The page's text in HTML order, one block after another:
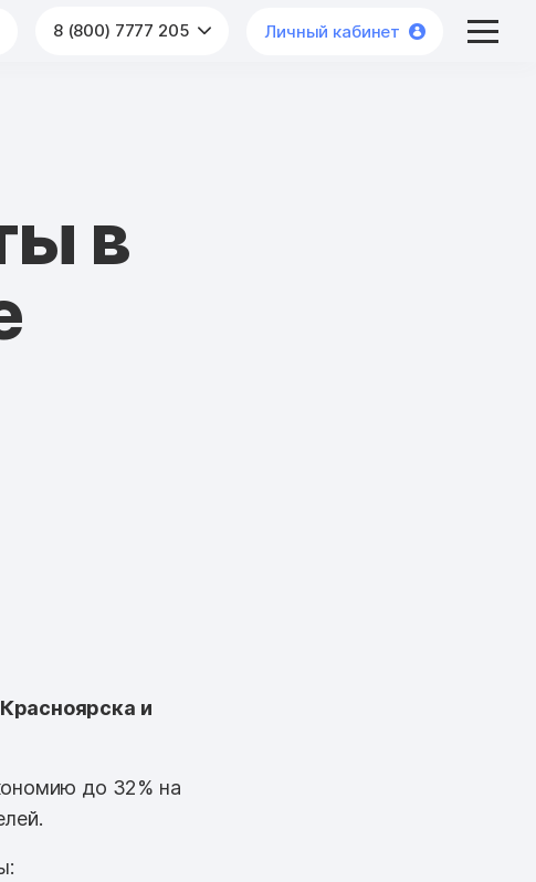
8 (800) 7777 205 Личный кабинет
в
и
до 32% на